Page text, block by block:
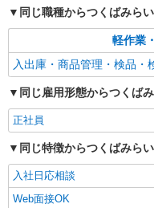
同じ職種からつくばみら
軽作業
入出庫・商品管理・検品・
同じ雇用形態からつくば
正社員
同じ特徴からつくばみら
入社日応相談
Web面接OK